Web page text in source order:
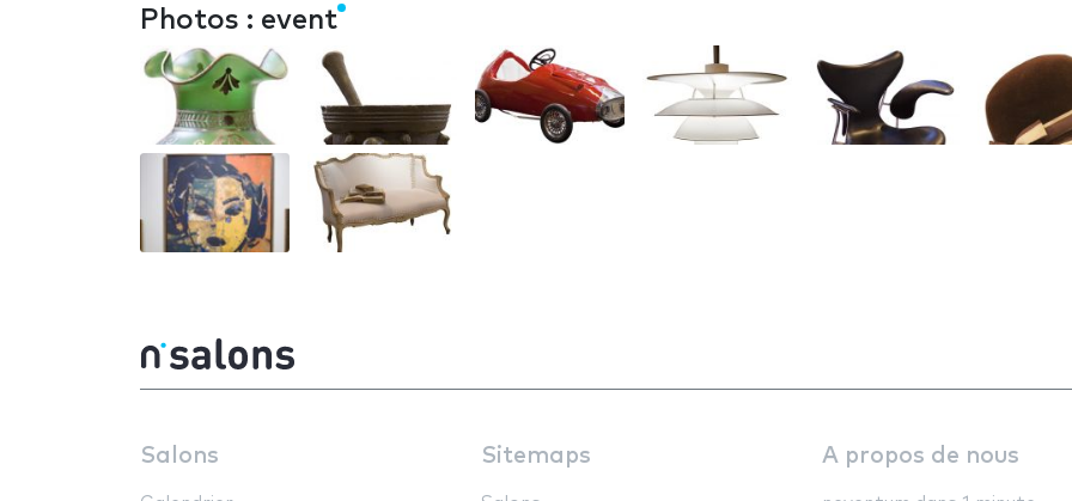
Photos : event
Salons Sitemaps A propos de nous